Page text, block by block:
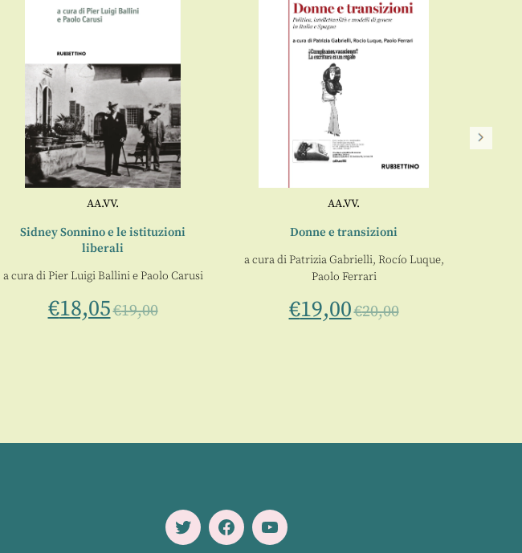
AA.VV.
Sidney Sonnino e le istituzioni
liberali
a cura diPier Luigi BalliniePaolo Carusi
€18,05€19,00
AA.VV.
Donne e transizioni
a cura diPatrizia Gabrielli, Rocío Luque,
Paolo Ferrari
€19,00€20,00
TwitterFacebookYoutube